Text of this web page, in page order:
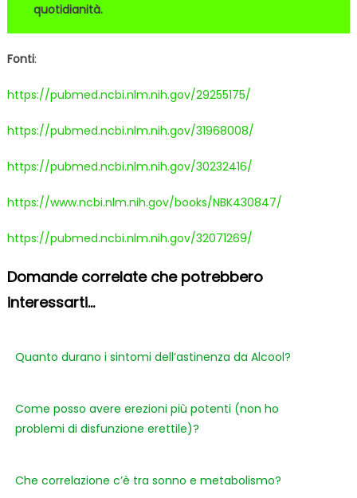
quotidianità.
Fonti:
https://pubmed.ncbi.nlm.nih.gov/29255175/
https://pubmed.ncbi.nlm.nih.gov/31968008/
https://pubmed.ncbi.nlm.nih.gov/30232416/
https://www.ncbi.nlm.nih.gov/books/NBK430847/
https://pubmed.ncbi.nlm.nih.gov/32071269/
Domande correlate che potrebbero
interessarti...
Quanto durano i sintomi dell’astinenza da Alcool?
Come posso avere erezioni più potenti (non ho
problemi di disfunzione erettile)?
Che correlazione c’è tra sonno e metabolismo?